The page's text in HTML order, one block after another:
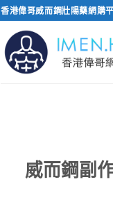
香港偉哥威而鋼壯陽藥網購
威而鋼副